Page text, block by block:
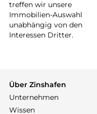
treffen wir unsere
Immobilien-Auswahl
unabhängig von den
Interessen Dritter.
Über Zinshafen
Unternehmen
Wissen